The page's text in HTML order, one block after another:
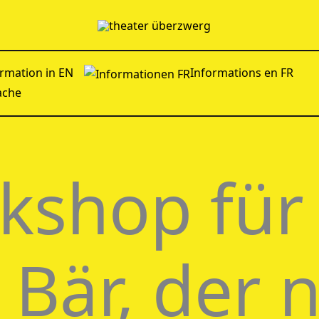
in EN
Informations en FR
der